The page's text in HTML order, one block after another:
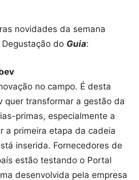
novidades da semana
do Guia:
no campo. É desta
quer transformar a gestão da
primas, especialmente a
a primeira etapa da cadeia
inserida. Fornecedores de
estão testando o Portal
desenvolvida pela empresa